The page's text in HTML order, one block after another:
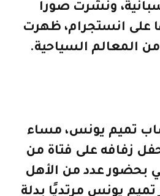
ونشرت صورا
على انستجرام، ظهرت
المعالم السياحية.
تميم يونس، مساء
زفافه على فتاة من
بحضور عدد من الأهل
يونس مرتديًا بدلة